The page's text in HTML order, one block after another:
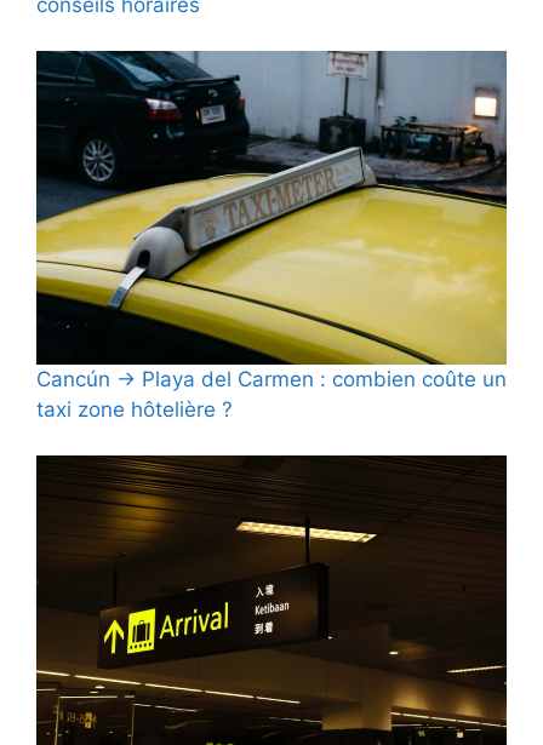
Cancún → Playa del Carmen : combien coûte un
taxi zone hôtelière ?